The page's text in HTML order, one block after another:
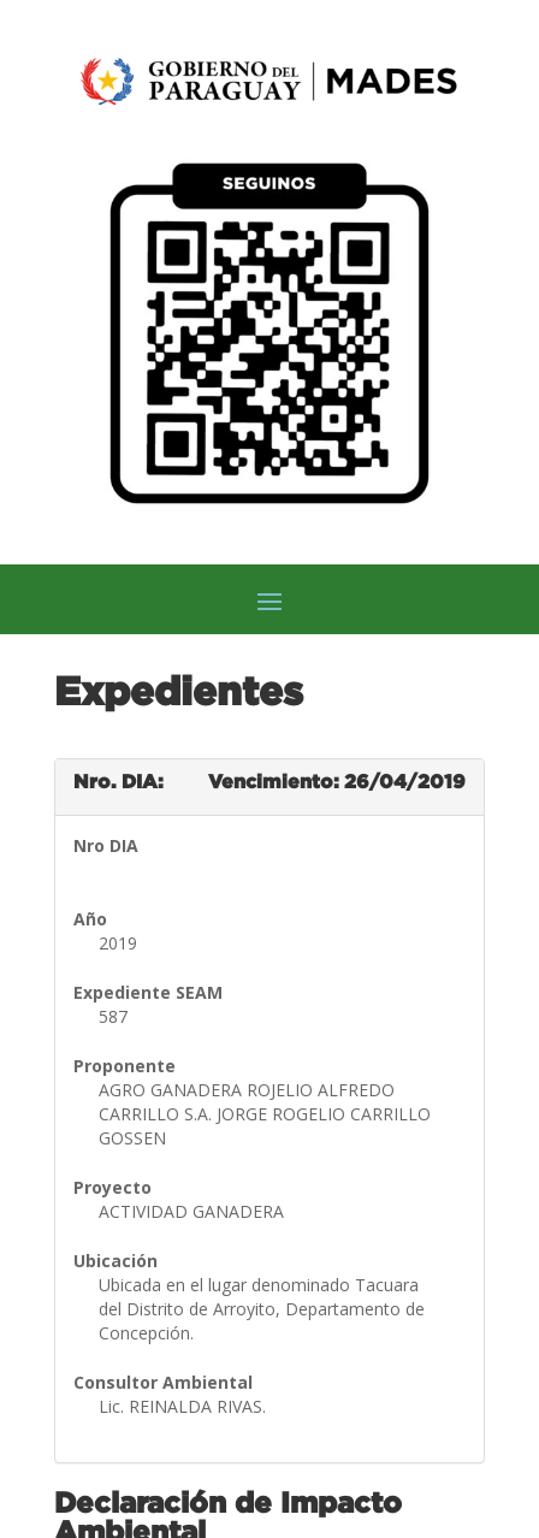
Expedientes
Nro. DIA: Vencimiento: 26/04/2019
Nro DIA
Año
2019
Expediente SEAM
587
Proponente
AGRO GANADERA ROJELIO ALFREDO
CARRILLO S.A. JORGE ROGELIO CARRILLO
GOSSEN
Proyecto
ACTIVIDAD GANADERA
Ubicación
Ubicada en el lugar denominado Tacuara
del Distrito de Arroyito, Departamento de
Concepción.
Consultor Ambiental
Lic. REINALDA RIVAS.
Declaración de Impacto
Ambiental